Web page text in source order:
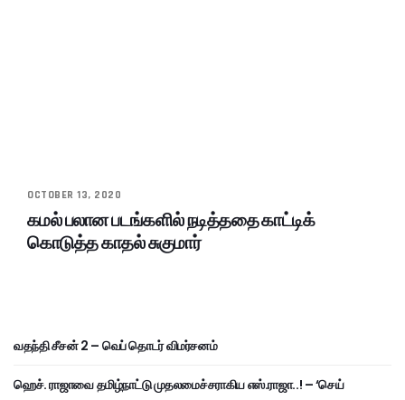
OCTOBER 13, 2020
கமல் பலான படங்களில் நடித்ததை காட்டிக்
கொடுத்த காதல் சுகுமார்
வதந்தி சீசன் 2 – வெப் தொடர் விமர்சனம்
ஹெச். ராஜாவை தமிழ்நாட்டு முதலமைச்சராகிய எஸ்.ராஜா..! – ‘செய்